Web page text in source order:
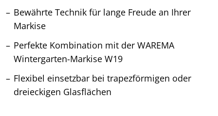
Bewährte Technik für lange Freude an Ihrer
Markise
Perfekte Kombination mit der WAREMA
Wintergarten-Markise W19
Flexibel einsetzbar bei trapezförmigen oder
dreieckigen Glasflächen